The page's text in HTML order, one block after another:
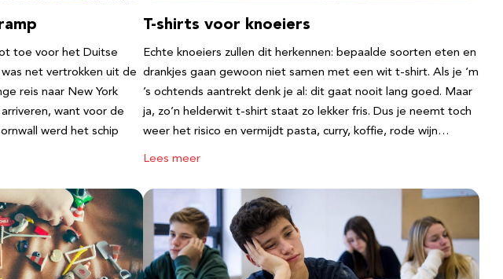
toe voor het Duitse
net vertrokken uit de
reis naar New York
want voor de
werd het schip
T-shirts voor knoeiers
Echte knoeiers zullen dit herkennen: bepaalde soorten eten en
drankjes gaan gewoon niet samen met een wit t-shirt. Als je ‘m
’s ochtends aantrekt denk je al: dit gaat nooit lang goed. Maar
ja, zo’n helderwit t-shirt staat zo lekker fris. Dus je neemt toch
weer het risico en vermijdt pasta, curry, koffie, rode wijn…
Lees meer